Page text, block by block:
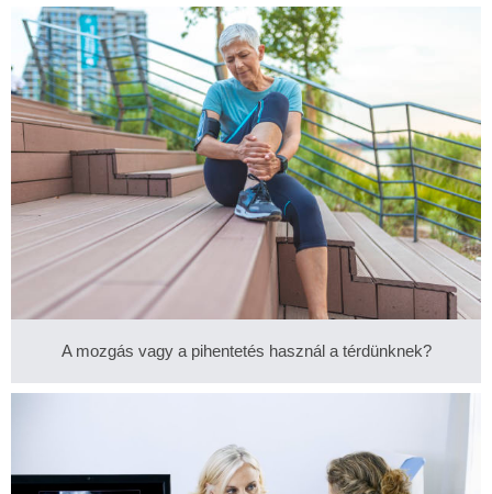
A mozgás vagy a pihentetés használ a térdünknek?